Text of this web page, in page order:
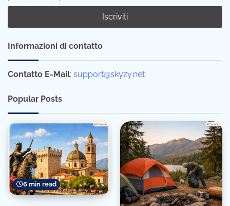
Informazioni di contatto
Contatto E-Mail: support@skyzy.net
Popular Posts
6 min read